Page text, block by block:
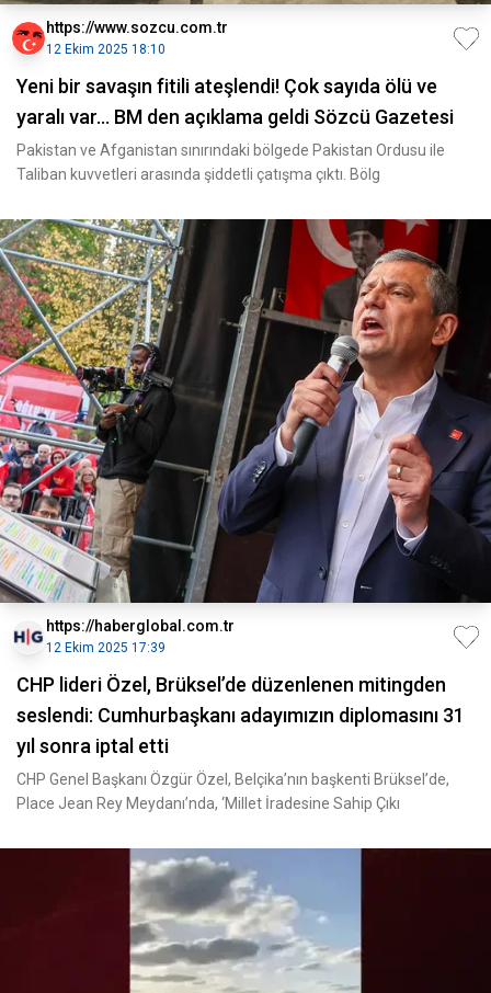
https://www.sozcu.com.tr
12 Ekim 2025 18:10
Yeni bir savaşın fitili ateşlendi! Çok sayıda ölü ve
yaralı var... BM den açıklama geldi Sözcü Gazetesi
Pakistan ve Afganistan sınırındaki bölgede Pakistan Ordusu ile
Taliban kuvvetleri arasında şiddetli çatışma çıktı. Bölg
https://haberglobal.com.tr
12 Ekim 2025 17:39
CHP lideri Özel, Brüksel’de düzenlenen mitingden
seslendi: Cumhurbaşkanı adayımızın diplomasını 31
yıl sonra iptal etti
CHP Genel Başkanı Özgür Özel, Belçika’nın başkenti Brüksel’de,
Place Jean Rey Meydanı’nda, ‘Millet İradesine Sahip Çıkı